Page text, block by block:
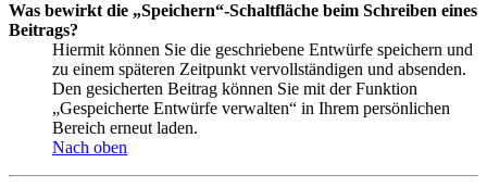
Was bewirkt die „Speichern“-Schaltfläche beim Schreiben eines
Beitrags?
Hiermit können Sie die geschriebene Entwürfe speichern und
zu einem späteren Zeitpunkt vervollständigen und absenden.
Den gesicherten Beitrag können Sie mit der Funktion
„Gespeicherte Entwürfe verwalten“ in Ihrem persönlichen
Bereich erneut laden.
Nach oben